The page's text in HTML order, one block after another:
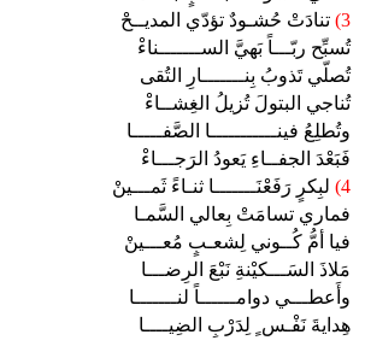
3) تنادَتْ حُشـودٌ تؤدّي المديــحْ
تُسبِّح ربّـــاً بَهيَّ الســـــــناءْ
تُصلّي تَذوبُ بِنـــــــارِ التُقى
تُناجي البتولَ تُزيلُ الغِشــاءْ
وتُطلِعُ فينـــــــــــا الصَّفـــــا
فَبَعْدَ الجفــاءِ يَعودُ الرَجـــاءْ
4) لبِكرٍ رَفَعْنَـــــــا ثنـاءً ثَمـــينْ
فماري تسامَتْ بِعالي السَّمـا
فيا أمُّ كُــوني لِشعـبٍ مُعـــينْ
مَلاذَ السَـــكيْنةِ نَبْعَ الرِضـــا
وأَعطـــي دوامــــــاً لنـــــــا
هِدايةَ نَفْـس ٍ لِدَرْبِ الضِيــــا